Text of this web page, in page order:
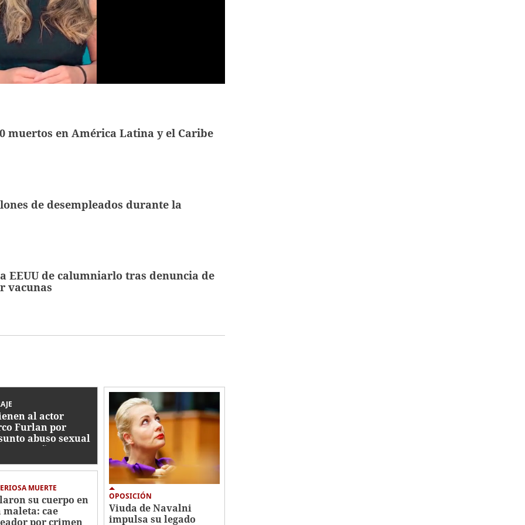
muertos en América Latina y el Caribe
de desempleados durante la
EEUU de calumniarlo tras denuncia de
vacunas
al actor
Furlan por
abuso sexual
un niño autista
MUERTE
su cuerpo en
maleta: cae
por crimen
OPOSICIÓN
Viuda de Navalni
impulsa su legado